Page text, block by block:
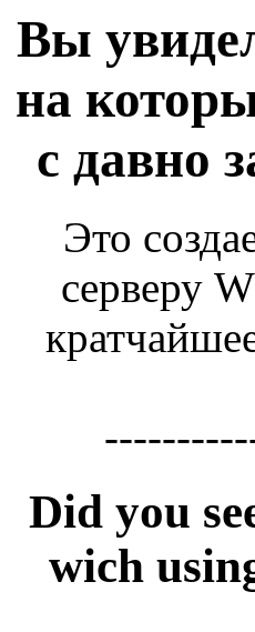
Вы
на
с давно
Это
серверу
Did you
wich